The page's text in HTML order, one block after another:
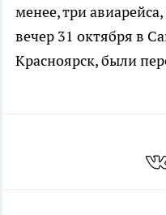
менее, три
вечер 31 октября в
Красноярск, были